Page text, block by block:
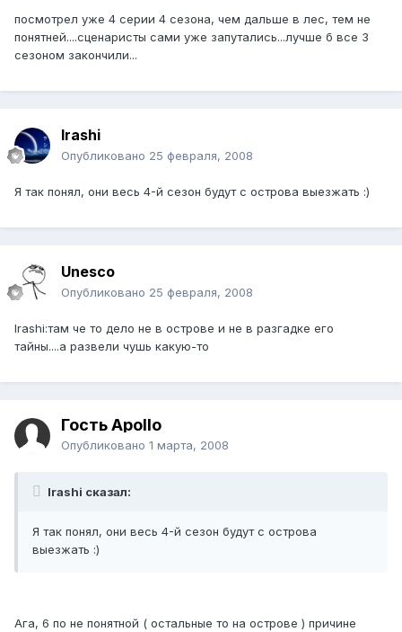
посмотрел уже 4 серии 4 сезона, чем дальше в лес, тем не
понятней....сценаристы сами уже запутались...лучше б все 3
сезоном закончили...
Irashi
Опубликовано 25 февраля, 2008
Я так понял, они весь 4-й сезон будут с острова выезжать :)
Unesco
Опубликовано 25 февраля, 2008
Irashi:там че то дело не в острове и не в разгадке его
тайны....а развели чушь какую-то
Гость Apollo
Опубликовано 1 марта, 2008
Irashi сказал:
Я так понял, они весь 4-й сезон будут с острова
выезжать :)
Ага, 6 по не понятной ( остальные то на острове ) причине